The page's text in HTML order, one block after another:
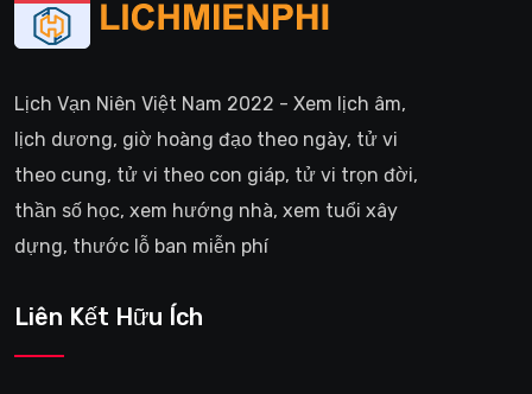
Lịch Vạn Niên Việt Nam 2022 - Xem lịch âm,
lịch dương, giờ hoàng đạo theo ngày, tử vi
theo cung, tử vi theo con giáp, tử vi trọn đời,
thần số học, xem hướng nhà, xem tuổi xây
dựng, thước lỗ ban miễn phí
Liên Kết Hữu Ích